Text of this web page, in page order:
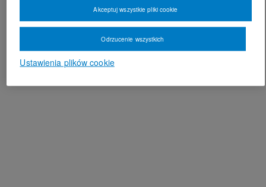
Ustawienia plików cookie
Odrzucenie wszystkich
Akceptuj wszystkie pliki cookie